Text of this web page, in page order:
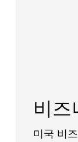
비
미국 비